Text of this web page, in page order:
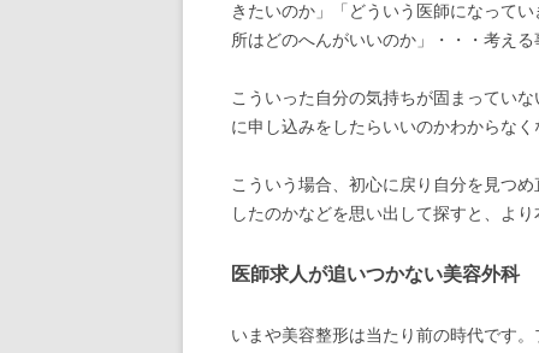
きたいのか」「どういう医師になって
所はどのへんがいいのか」・・・考える
こういった自分の気持ちが固まってい
に申し込みをしたらいいのかわからな
こういう場合、初心に戻り自分を見つ
したのかなどを思い出して探すと、よ
医師求人が追いつかない美容外科
いまや美容整形は当たり前の時代です